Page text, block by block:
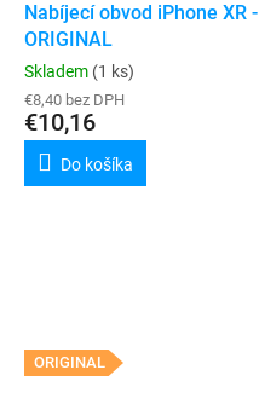
Nabíjecí obvod iPhone XR -
ORIGINAL
Skladem (1 ks)
€8,40 bez DPH
€10,16
Do košíka
ORIGINAL